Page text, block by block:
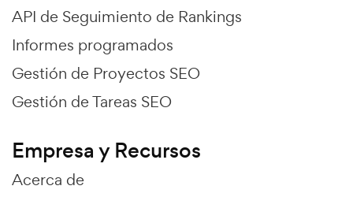
API de Seguimiento de Rankings
Informes programados
Gestión de Proyectos SEO
Gestión de Tareas SEO
Empresa y Recursos
Acerca de